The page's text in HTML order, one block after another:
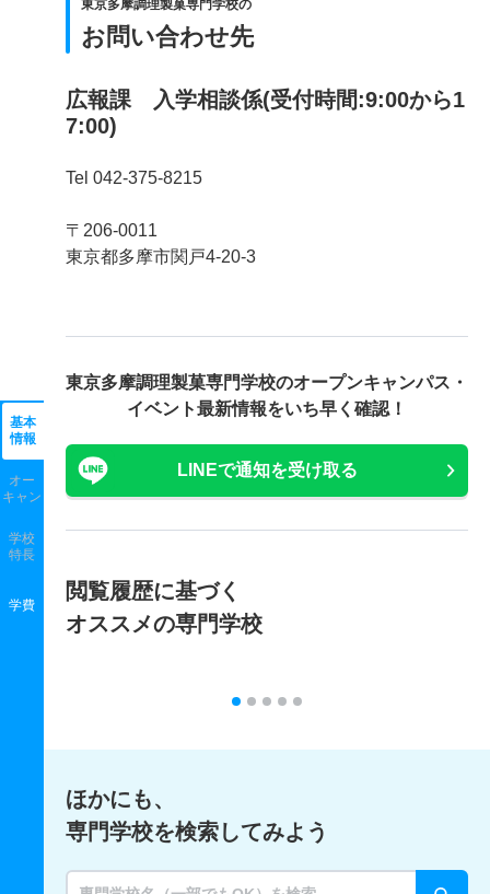
基本
情報
オー
キャン
学校
特長
学費
東京多摩調理製菓専門学校の
お問い合わせ先
広報課 入学相談係(受付時間:9:00から1
7:00)
Tel 042-375-8215
〒206-0011
東京都多摩市関戸4-20-3
東京多摩調理製菓専門学校のオープンキャンパス・
イベント最新情報をいち早く確認！
LINEで通知を受け取る
閲覧履歴に基づく
オススメの専門学校
ほかにも、
専門学校を検索してみよう